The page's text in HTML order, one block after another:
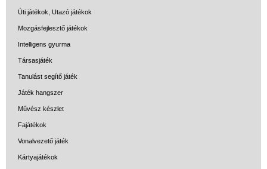
Úti játékok, Utazó játékok
Mozgásfejlesztő játékok
Intelligens gyurma
Társasjáték
Tanulást segítő játék
Játék hangszer
Művész készlet
Fajátékok
Vonalvezető játék
Kártyajátékok